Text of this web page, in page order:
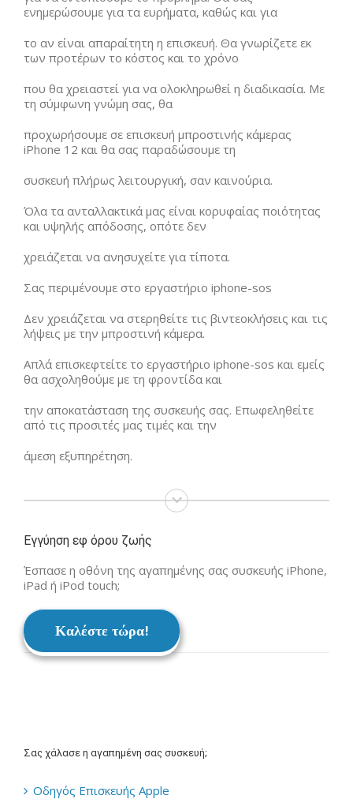
ενημερώσουμε για τα ευρήματα, καθώς και για
το αν είναι απαραίτητη η επισκευή. Θα γνωρίζετε εκ
των προτέρων το κόστος και το χρόνο
που θα χρειαστεί για να ολοκληρωθεί η διαδικασία. Με
τη σύμφωνη γνώμη σας, θα
προχωρήσουμε σε επισκευή μπροστινής κάμερας
iPhone 12 και θα σας παραδώσουμε τη
συσκευή πλήρως λειτουργική, σαν καινούρια.
Όλα τα ανταλλακτικά μας είναι κορυφαίας ποιότητας
και υψηλής απόδοσης, οπότε δεν
χρειάζεται να ανησυχείτε για τίποτα.
Σας περιμένουμε στο εργαστήριο iphone-sos
Δεν χρειάζεται να στερηθείτε τις βιντεοκλήσεις και τις
λήψεις με την μπροστινή κάμερα.
Απλά επισκεφτείτε το εργαστήριο iphone-sos και εμείς
θα ασχοληθούμε με τη φροντίδα και
την αποκατάσταση της συσκευής σας. Επωφεληθείτε
από τις προσιτές μας τιμές και την
άμεση εξυπηρέτηση.
Εγγύηση εφ όρου ζωής
Έσπασε η οθόνη της αγαπημένης σας συσκευής iPhone,
iPad ή iPod touch;
Καλέστε τώρα!
Σας χάλασε η αγαπημένη σας συσκευή;
Οδηγός Επισκευής Apple